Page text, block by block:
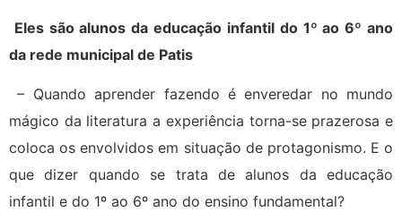
Eles são alunos da educação infantil do 1º ao 6º ano
da rede municipal de Patis
– Quando aprender fazendo é enveredar no mundo
mágico da literatura a experiência torna-se prazerosa e
coloca os envolvidos em situação de protagonismo. E o
que dizer quando se trata de alunos da educação
infantil e do 1º ao 6º ano do ensino fundamental?